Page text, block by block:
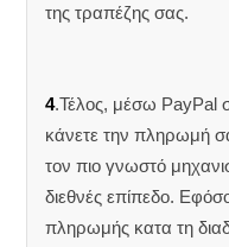
της τραπέζης σας.
4.Τέλος, μέσω PayPal
κάνετε την πληρωμή
τον πιο γνωστό
διεθνές επίπεδο.
πληρωμής κατα τη